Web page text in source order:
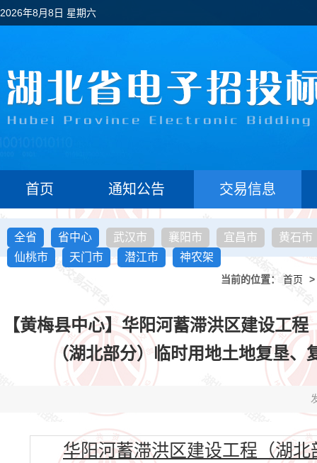
2026年8月8日 星期六
首页 通知公告 交易信息
全省 省中心 武汉市 襄阳市 宜昌市
黄石市
仙桃市
天门市 潜江市 神农架
当前的位置： 首页 >
【黄梅县中心】华阳河蓄滞洪区建设工
（湖北部分）临时用地土地复垦、
华阳河蓄滞洪区建设工程（湖